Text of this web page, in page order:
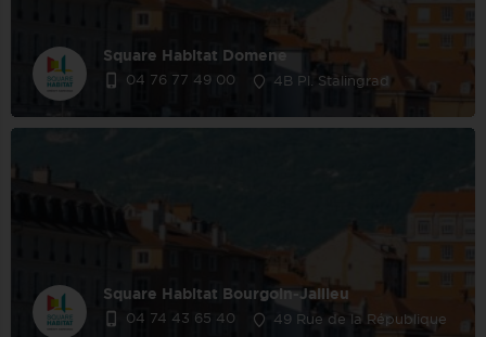
Square Habitat Domene
04 76 77 49 00 4B Pl. Stalingrad
Square Habitat Bourgoin-Jallieu
04 74 43 65 40 49 Rue de la République